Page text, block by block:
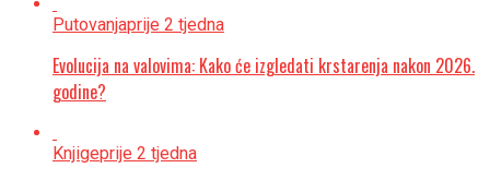
Putovanjaprije 2 tjedna
Evolucija na valovima: Kako će izgledati krstarenja nakon 2026.
godine?
Knjigeprije 2 tjedna